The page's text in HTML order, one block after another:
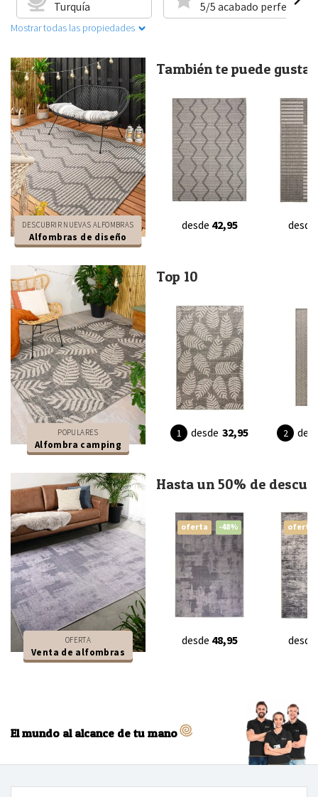
Turquía 5/5 acabado perfecto
Mostrar todas las propiedades
DESCUBRIR NUEVAS ALFOMBRAS
Alfombras de diseño
También te puede
desde 42,95 desde
POPULARES
Alfombra camping
Top 10
desde 32,95
OFERTA
Venta de alfombras
Hasta un 50% de
oferta -48%
desde 48,95
oferta
desde
El mundo al alcance de tu mano